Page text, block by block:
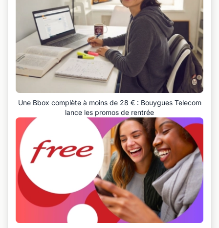
Une Bbox complète à moins de 28 € : Bouygues Telecom
lance les promos de rentrée